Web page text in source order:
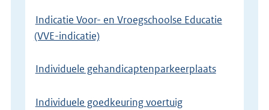
Indicatie Voor- en Vroegschoolse Educatie
(VVE-indicatie)
Individuele gehandicaptenparkeerplaats
Individuele goedkeuring voertuig